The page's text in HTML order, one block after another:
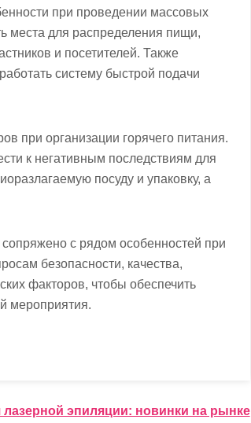
при проведении массовых
места для распределения пищи,
и посетителей. Также
систему быстрой подачи
при организации горячего питания.
к негативным последствиям для
посуду и упаковку, а
с рядом особенностей при
безопасности, качества,
факторов, чтобы обеспечить
мероприятия.
эпиляции: новинки на рынке